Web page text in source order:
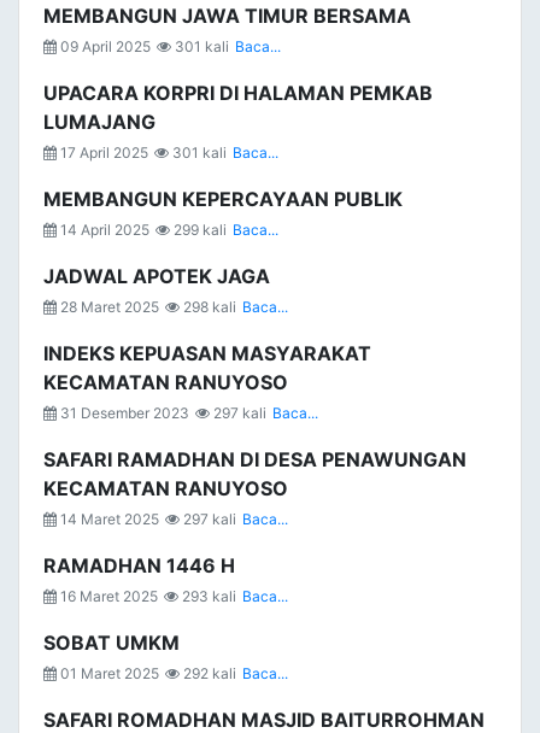
MEMBANGUN JAWA TIMUR BERSAMA
09 April 2025 301 kali Baca...
UPACARA KORPRI DI HALAMAN PEMKAB
LUMAJANG
17 April 2025 301 kali Baca...
MEMBANGUN KEPERCAYAAN PUBLIK
14 April 2025 299 kali Baca...
JADWAL APOTEK JAGA
28 Maret 2025 298 kali Baca...
INDEKS KEPUASAN MASYARAKAT
KECAMATAN RANUYOSO
31 Desember 2023 297 kali Baca...
SAFARI RAMADHAN DI DESA PENAWUNGAN
KECAMATAN RANUYOSO
14 Maret 2025 297 kali Baca...
RAMADHAN 1446 H
16 Maret 2025 293 kali Baca...
SOBAT UMKM
01 Maret 2025 292 kali Baca...
SAFARI ROMADHAN MASJID BAITURROHMAN